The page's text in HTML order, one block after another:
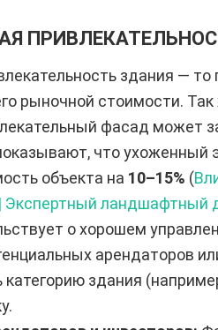
здания —
рыночной стоимости.
фасад может
что ухоженный
объекта на 10–15% (
ландшафтный
о хорошем
арендаторов
здания